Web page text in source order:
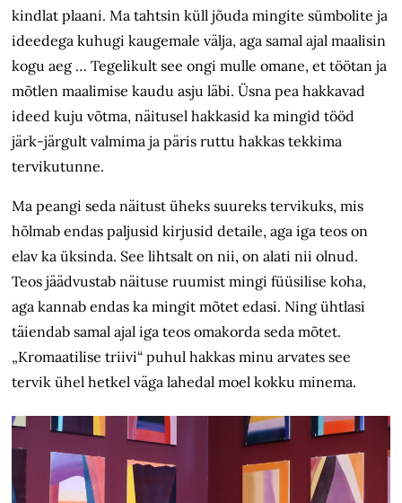
kindlat plaani. Ma tahtsin küll jõuda mingite sümbolite ja
ideedega kuhugi kaugemale välja, aga samal ajal maalisin
kogu aeg … Tegelikult see ongi mulle omane, et töötan ja
mõtlen maalimise kaudu asju läbi. Üsna pea hakkavad
ideed kuju võtma, näitusel hakkasid ka mingid tööd
järk-järgult valmima ja päris ruttu hakkas tekkima
tervikutunne.
Ma peangi seda näitust üheks suureks tervikuks, mis
hõlmab endas paljusid kirjusid detaile, aga iga teos on
elav ka üksinda. See lihtsalt on nii, on alati nii olnud.
Teos jäädvustab näituse ruumist mingi füüsilise koha,
aga kannab endas ka mingit mõtet edasi. Ning ühtlasi
täiendab samal ajal iga teos omakorda seda mõtet.
„Kromaatilise triivi“ puhul hakkas minu arvates see
tervik ühel hetkel väga lahedal moel kokku minema.